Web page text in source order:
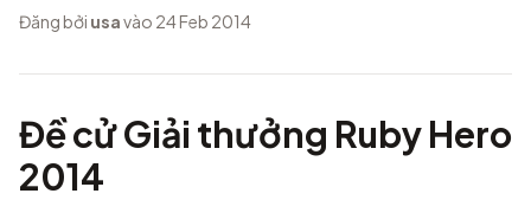
Đăng bởi usavào 24 Feb 2014
Đề cử Giải thưởng Ruby Hero
2014